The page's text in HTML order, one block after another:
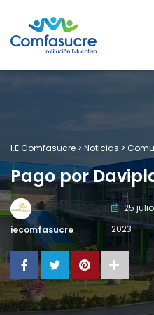
I.E Comfasucre > Noticias >
Pago por
iecomfasucre
25
2023